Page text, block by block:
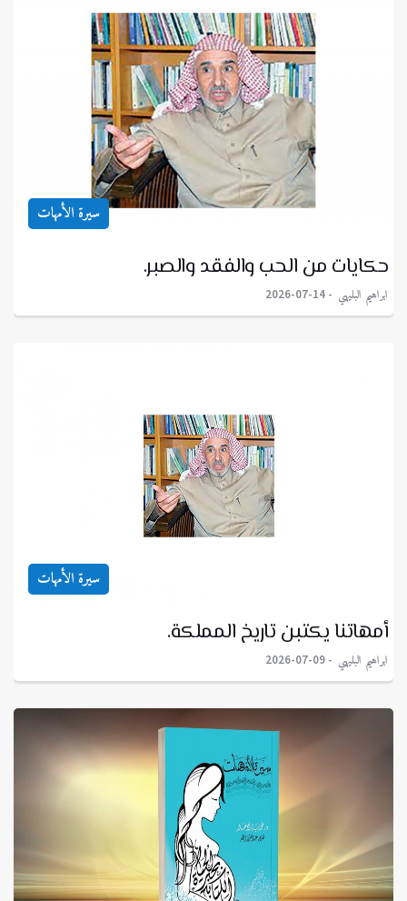
سيرة الأمهات
حكايات من الحب والفقد والصبر.
ابراهيم البليهي 2026-07-14
سيرة الأمهات
أمهاتنا يكتبن تاريخ المملكة.
ابراهيم البليهي 2026-07-09